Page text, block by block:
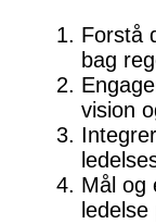
Forstå
bag
vision
Mål og